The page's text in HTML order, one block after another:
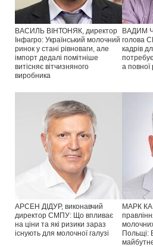
ВАСИЛЬ ВІНТОНЯК, директор
Інфагро: Український молочний
ринок у стані рівноваги, але
імпорт дедалі помітніше
витісняє вітчизняного
виробника
ВАДИМ
голова
кадрів
а
АРСЕН ДІДУР, виконавчий
директор СМПУ: Що впливає
на ціни та які ризики зараз
існують для молочної галузі
МАРК
Польщі: